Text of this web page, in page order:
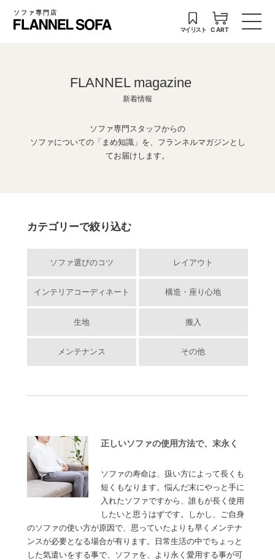
ソファ専門店
マイリスト CART
FLANNEL magazine
新着情報
ソファ専門スタッフからの
ソファについての「まめ知識」を、フランネルマガジンとし
てお届けします。
カテゴリーで絞り込む
ソファ選びのコツ レイアウト
インテリアコーディネート 構造・座り心地
生地 搬入
メンテナンス その他
正しいソファの使用方法で、末永く
ソファの寿命は、扱い方によって長くも
短くもなります。悩んだ末にやっと手に
入れたソファですから、誰もが長く使用
したいと思うはずです。しかし、ご自身
のソファの使い方が原因で、思っていたよりも早くメンテナ
ンスが必要となる場合が有ります。日常生活の中でちょっと
した気遣いをする事で、ソファを、より永く愛用する事が可